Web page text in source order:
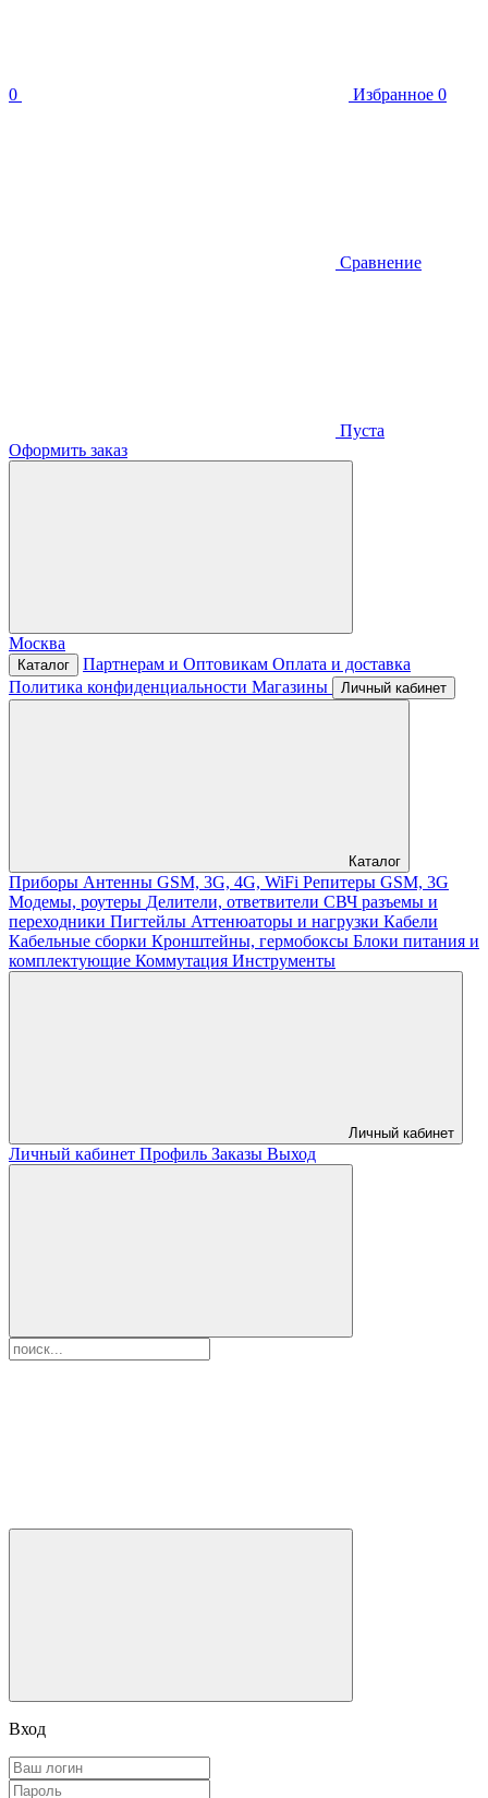
0 Избранное 0
Сравнение
Пуста
Оформить заказ
Москва
Каталог Партнерам и Оптовикам Оплата и доставка
Политика конфиденциальности Магазины Личный кабинет
Каталог
Приборы Антенны GSM, 3G, 4G, WiFi Репитеры GSM, 3G
Модемы, роутеры Делители, ответвители СВЧ разъемы и
переходники Пигтейлы Аттенюаторы и нагрузки Кабели
Кабельные сборки Кронштейны, гермобоксы Блоки питания и
комплектующие Коммутация Инструменты
Личный кабинет
Личный кабинет Профиль Заказы Выход
Вход